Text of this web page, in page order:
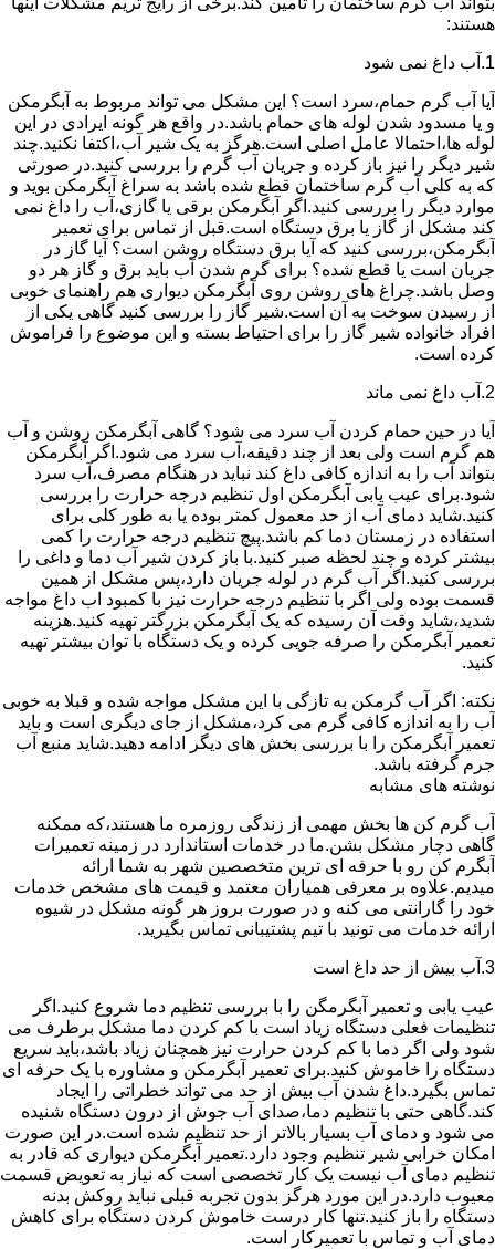
هستند:
1.آب داغ نمی شود
آیا آب گرم حمام،سرد است؟ این مشکل می تواند مربوط به آبگرمکن
و یا مسدود شدن لوله های حمام باشد.در واقع هر گونه ایرادی در این
لوله ها،احتمالا عامل اصلی است.هرگز به یک شیر آب،اکتفا نکنید.چند
شیر دیگر را نیز باز کرده و جریان آب گرم را بررسی کنید.در صورتی
که به کلی آب گرم ساختمان قطع شده باشد به سراغ آبگرمکن بوید و
موارد دیگر را بررسی کنید.اگر آبگرمکن برقی یا گازی،آب را داغ نمی
کند مشکل از گاز یا برق دستگاه است.قبل از تماس برای تعمیر
آبگرمکن،بررسی کنید که آیا برق دستگاه روشن است؟ آیا گاز در
جریان است یا قطع شده؟ برای گرم شدن آب باید برق و گاز هر دو
وصل باشد.چراغ های روشن روی آبگرمکن دیواری هم راهنمای خوبی
از رسیدن سوخت به آن است.شیر گاز را بررسی کنید گاهی یکی از
افراد خانواده شیر گاز را برای احتیاط بسته و این موضوع را فراموش
کرده است.
2.آب داغ نمی ماند
آیا در حین حمام کردن آب سرد می شود؟ گاهی آبگرمکن روشن و آب
هم گرم است ولی بعد از چند دقیقه،آب سرد می شود.اگر آبگرمکن
بتواند آب را به اندازه کافی داغ کند نباید در هنگام مصرف،آب سرد
شود.برای عیب یابی آبگرمکن اول تنظیم درجه حرارت را بررسی
کنید.شاید دمای آب از حد معمول کمتر بوده یا به طور کلی برای
استفاده در زمستان دما کم باشد.پیچ تنظیم درجه حرارت را کمی
بیشتر کرده و چند لحظه صبر کنید.با باز کردن شیر آب دما و داغی را
بررسی کنید.اگر آب گرم در لوله جریان دارد،پس مشکل از همین
قسمت بوده ولی اگر با تنظیم درجه حرارت نیز با کمبود اب داغ مواجه
شدید،شاید وقت آن رسیده که یک آبگرمکن بزرگتر تهیه کنید.هزینه
تعمیر آبگرمکن را صرفه جویی کرده و یک دستگاه با توان بیشتر تهیه
کنید.
نکته: اگر آب گرمکن به تازگی با این مشکل مواجه شده و قبلا به خوبی
آب را به اندازه کافی گرم می کرد،مشکل از جای دیگری است و باید
تعمیر آبگرمکن را با بررسی بخش های دیگر ادامه دهید.شاید منبع آب
جرم گرفته باشد.
نوشته های مشابه
آب گرم کن ها بخش مهمی از زندگی روزمره ما هستند،که ممکنه
گاهی دچار مشکل بشن.ما در خدمات استاندارد در زمینه تعمیرات
آبگرم کن رو با حرفه ای ترین متخصصین شهر به شما ارائه
میدیم.علاوه بر معرفی همیاران معتمد و قیمت های مشخص خدمات
خود را گارانتی می کنه و در صورت بروز هر گونه مشکل در شیوه
ارائه خدمات می تونید با تیم پشتیبانی تماس بگیرید.
3.آب بیش از حد داغ است
عیب یابی و تعمیر آبگرمگن را با بررسی تنظیم دما شروع کنید.اگر
تنظیمات فعلی دستگاه زیاد است با کم کردن دما مشکل برطرف می
شود ولی اگر دما با کم کردن حرارت نیز همچنان زیاد باشد،باید سریع
دستگاه را خاموش کنید.برای تعمیر آبگرمکن و مشاوره با یک حرفه ای
تماس بگیرد.داغ شدن آب بیش از حد می تواند خطراتی را ایجاد
کند.گاهی حتی با تنظیم دما،صدای آب جوش از درون دستگاه شنیده
می شود و دمای آب بسیار بالاتر از حد تنظیم شده است.در این صورت
امکان خرابی شیر تنظیم وجود دارد.تعمیر آبگرمکن دیواری که قادر به
تنظیم دمای آب نیست یک کار تخصصی است که نیاز به تعویض قسمت
معیوب دارد.در این مورد هرگز بدون تجربه قبلی نباید روکش بدنه
دستگاه را باز کنید.تنها کار درست خاموش کردن دستگاه برای کاهش
دمای آب و تماس با تعمیرکار است.